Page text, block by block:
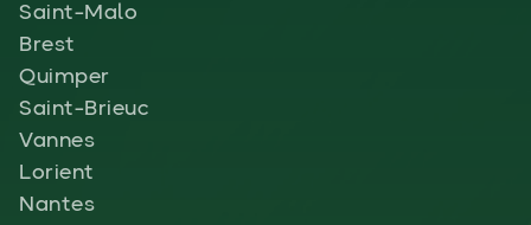
Saint-Malo
Brest
Quimper
Saint-Brieuc
Vannes
Lorient
Nantes